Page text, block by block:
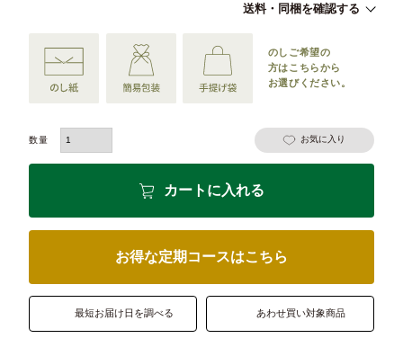
送料・同梱を確認する
のしご希望の
方はこちらから
お選びください。
お気に入り
カートに入れる
お得な定期コースはこちら
最短お届け日を調べる あわせ買い対象商品